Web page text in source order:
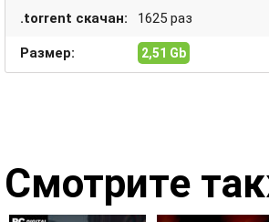
.torrent скачан: 1625 раз
Размер: 2,51 Gb
Смотрите